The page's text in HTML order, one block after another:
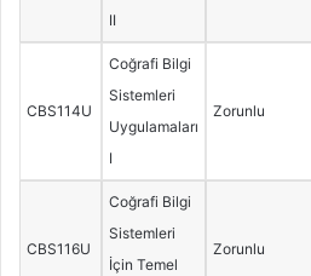
II
CBS114U
Coğrafi Bilgi
Sistemleri
Uygulamaları
I
Zorunlu
CBS116U
Coğrafi Bilgi
Sistemleri
İçin Temel
Zorunlu